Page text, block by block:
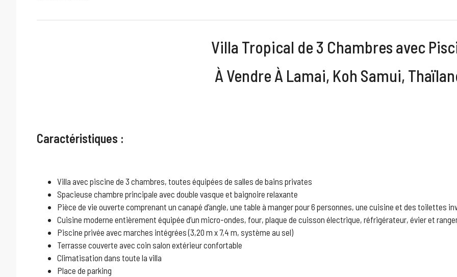
Villa Tropical de 3 Chambres avec
À Vendre À Lamai, Koh Samui,
Caractéristiques :
Villa avec piscine de 3 chambres, toutes équipées de salles de bains privates
Spacieuse chambre principale avec double vasque et baignoire relaxante
Pièce de vie ouverte comprenant un canapé d’angle, une table à manger pour 6 personnes, une cuisine et des toilettes
Cuisine moderne entièrement équipée d’un micro-ondes, four, plaque de cuisson électrique, réfrigérateur, évier et
Piscine privée avec marches intégrées (3,20 m x 7,4 m, système au sel)
Terrasse couverte avec coin salon extérieur confortable
Climatisation dans toute la villa
Place de parking